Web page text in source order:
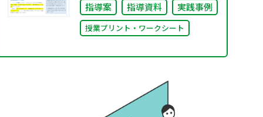
指導案
指導資料 実践事例
授業プリント・ワークシート